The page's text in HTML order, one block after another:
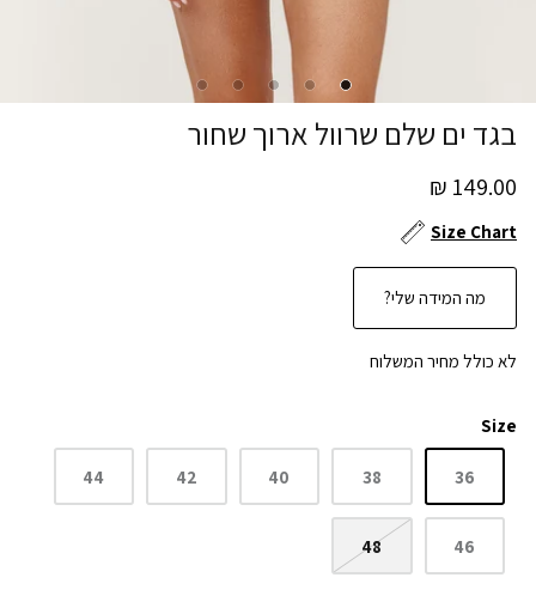
בגד ים שלם שרוול ארוך שחור
149.00 ₪
Size Chart
מה המידה שלי?
לא כולל מחיר המשלוח
Size
36
38
40
42
44
46
48